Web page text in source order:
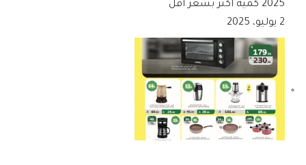
2025 كمية اكثر بسعر اقل
2 يوليو، 2025